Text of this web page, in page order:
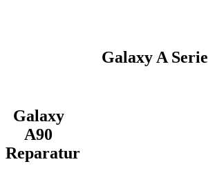
Galaxy A Serie
Galaxy
A90
Reparatur